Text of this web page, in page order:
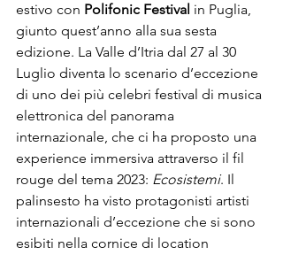
estivo con Polifonic Festival in Puglia,
giunto quest’anno alla sua sesta
edizione. La Valle d’Itria dal 27 al 30
Luglio diventa lo scenario d’eccezione
di uno dei più celebri festival di musica
elettronica del panorama
internazionale, che ci ha proposto una
experience immersiva attraverso il fil
rouge del tema 2023: Ecosistemi. Il
palinsesto ha visto protagonisti artisti
internazionali d’eccezione che si sono
esibiti nella cornice di location